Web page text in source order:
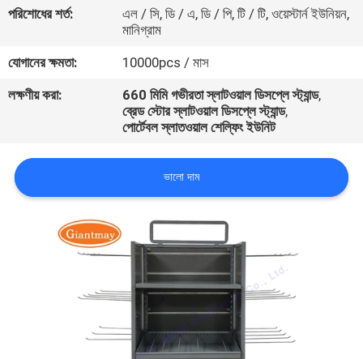
করুন
খবর
পরিশোধের শর্ত:
এল / সি, ডি / এ, ডি / পি, টি / টি, ওয়েস্টার্ন ইউনিয়ন,
মানিগ্রাম
যোগানের ক্ষমতা:
10000pcs / মাস
লক্ষণীয় করা:
660 মিমি গভীরতা স্লাটওয়াল ডিসপ্লে স্ট্যান্ড,
ব্রেড স্টোর স্লাটওয়াল ডিসপ্লে স্ট্যান্ড,
পোর্টেবল স্লাতওয়াল শেল্ফিং ইউনিট
ভালো দাম